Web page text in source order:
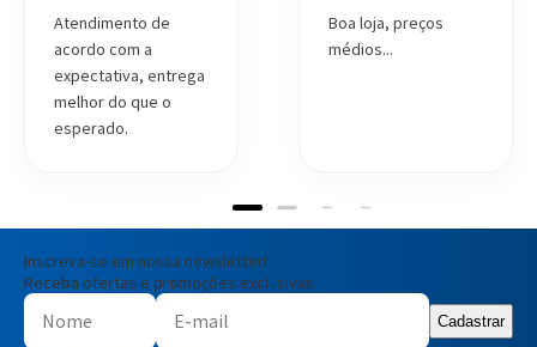
Atendimento de
acordo com a
expectativa, entrega
melhor do que o
esperado.
Boa loja, preços
médios...
Inscreva-se em nossa newsletter!
Receba ofertas e promoções exclusivas
Cadastrar